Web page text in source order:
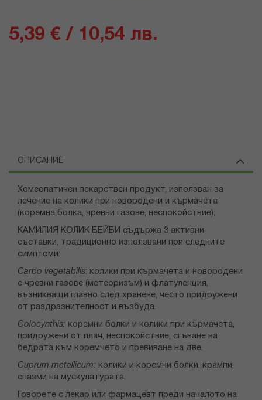
5,39 € / 10,54 лв.
ОПИСАНИЕ
Хомеопатичен лекарствен продукт, използван за
лечение на колики при новородени и кърмачета
(коремна болка, чревни газове, неспокойствие).
КАМИЛИЯ КОЛИК БЕЙБИ съдържа 3 активни
съставки, традиционно използвани при следните
симптоми:
Carbo vegetabilis: колики при кърмачета и новородени
с чревни газове (метеоризъм) и флатуленция,
възникващи главно след хранене, често придружени
от раздразнителност и възбуда.
Colocynthis: коремни болки и колики при кърмачета,
придружени от плач, неспокойствие, сгъване на
бедрата към коремчето и превиване на две.
Cuprum metallicum: колики и коремни болки, крампи,
спазми на мускулатурата.
Говорете с лекар или фармацевт преди началото на